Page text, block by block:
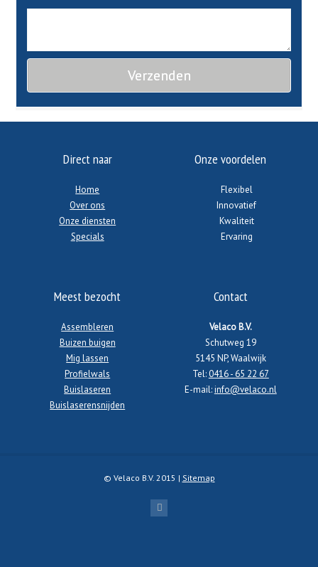
Direct naar
Home
Over ons
Onze diensten
Specials
Onze voordelen
Flexibel
Innovatief
Kwaliteit
Ervaring
Meest bezocht
Assembleren
Buizen buigen
Mig lassen
Profielwals
Buislaseren
Buislaserensnijden
Contact
Velaco B.V.
Schutweg 19
5145 NP, Waalwijk
Tel:0416 - 65 22 67
E-mail:info@velaco.nl
© Velaco B.V. 2015 | Sitemap